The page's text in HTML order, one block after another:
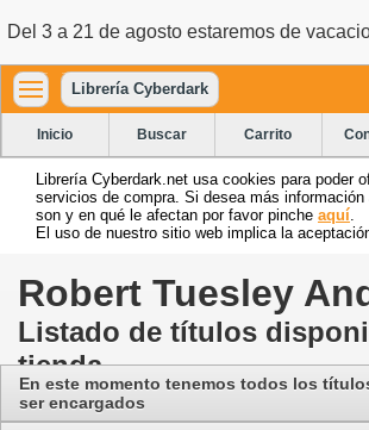
Del 3 a 21 de agosto estaremos de
Librería Cyberdark
Inicio Buscar Carrito
Librería Cyberdark.net usa cookies para poder
servicios de compra. Si desea más información
son y en qué le afectan por favor pinche aquí
El uso de nuestro sitio web implica la
Robert Tuesley
Listado de títulos
tienda
En este momento tenemos todos los
ser encargados